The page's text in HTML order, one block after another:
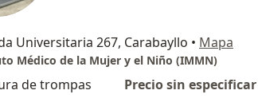
Universitaria 267, Carabayllo • Mapa
Médico de la Mujer y el Niño (IMMN)
de trompas Precio sin especificar